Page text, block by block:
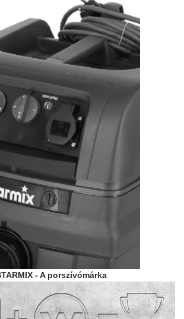
- A porszívómárka